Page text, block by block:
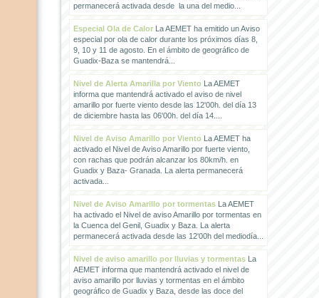
permanecerá activada desde la una del medio...
Especial Ola de CalorLa AEMET ha emitido un Aviso
especial por ola de calor durante los próximos días 8,
9, 10 y 11 de agosto. En el ámbito de geográfico de
Guadix-Baza se mantendrá...
Nivel de Alerta Amarilla por VientoLa AEMET
informa que mantendrá activado el aviso de nivel
amarillo por fuerte viento desde las 12'00h. del día 13
de diciembre hasta las 06'00h. del día 14....
Nivel de Aviso Amarillo por VientoLa AEMET ha
activado el Nivel de Aviso Amarillo por fuerte viento,
con rachas que podrán alcanzar los 80km/h. en
Guadix y Baza- Granada. La alerta permanecerá
activada...
Nivel de Aviso Amarillo por tormentasLa AEMET
ha activado el Nivel de aviso Amarillo por tormentas en
la Cuenca del Genil, Guadix y Baza. La alerta
permanecerá activada desde las 12'00h del mediodía...
Nivel de aviso amarillo por lluvias y tormentasLa
AEMET informa que mantendrá activado el nivel de
aviso amarillo por lluvias y tormentas en el ámbito
geográfico de Guadix y Baza, desde las doce del